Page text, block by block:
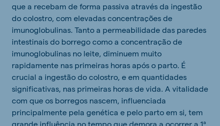
que a recebam de forma passiva através da ingestão
do colostro, com elevadas concentrações de
imunoglobulinas. Tanto a permeabilidade das paredes
intestinais do borrego como a concentração de
imunoglobulinas no leite, diminuem muito
rapidamente nas primeiras horas após o parto. É
crucial a ingestão do colostro, e em quantidades
significativas, nas primeiras horas de vida. A vitalidade
com que os borregos nascem, influenciada
principalmente pela genética e pelo parto em si, tem
grande influência no tempo que demora a ocorrer a 1ª